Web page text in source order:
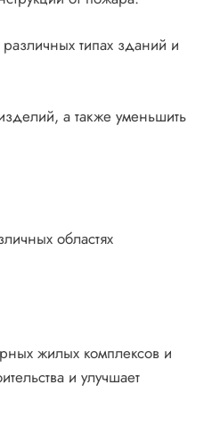
типах зданий и
а также уменьшить
областях
жилых комплексов и
и улучшает